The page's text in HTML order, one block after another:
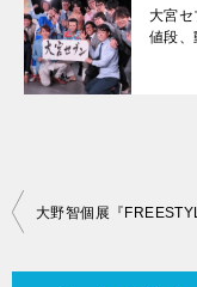
大宮セ
値段、
投